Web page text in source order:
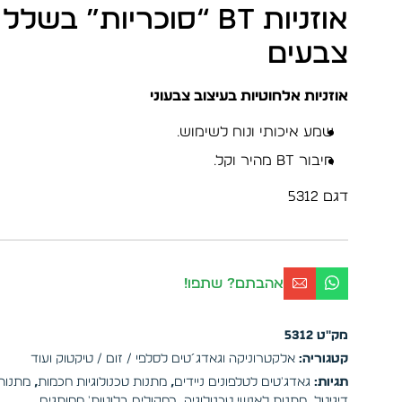
אוזניות BT “סוכריות” בשלל
צבעים
אוזניות אלחוטיות בעיצוב צבעוני
שמע איכותי ונוח לשימוש.
חיבור BT מהיר וקל.
דגם 5312
אהבתם? שתפו!
מק"ט5312
קטגוריה:אלקטרוניקה וגאדג´טים לסלפי / זום / טיקטוק ועוד
תגיות: גאדג'טים לטלפונים ניידים,מתנות טכנולוגיות חכמות,